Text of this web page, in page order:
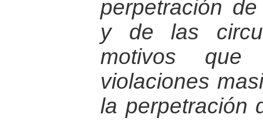
perpetración
y de las
motivos que
violaciones
la perpetración